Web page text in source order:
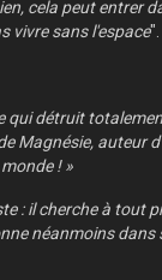
cela peut
vivre sans l'espace".
qui détruit
Magnésie, auteur
! »
il cherche à tout
néanmoins